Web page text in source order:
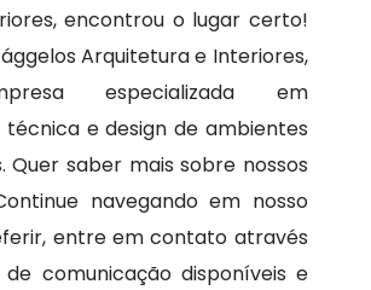
encontrou o lugar certo!
Arquitetura e Interiores,
especializada em
e design de ambientes
Quer saber mais sobre nossos
navegando em nosso
entre em contato através
comunicação disponíveis e